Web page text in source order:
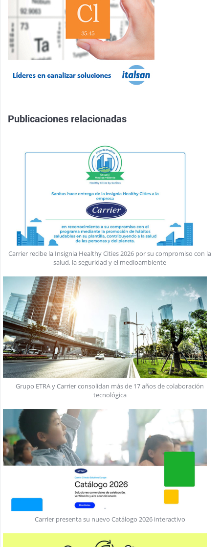
Publicaciones relacionadas
Carrier recibe la Insignia Healthy Cities 2026 por su compromiso con la
salud, la seguridad y el medioambiente
Grupo ETRA y Carrier consolidan más de 17 años de colaboración
tecnológica
Carrier presenta su nuevo Catálogo 2026 interactivo